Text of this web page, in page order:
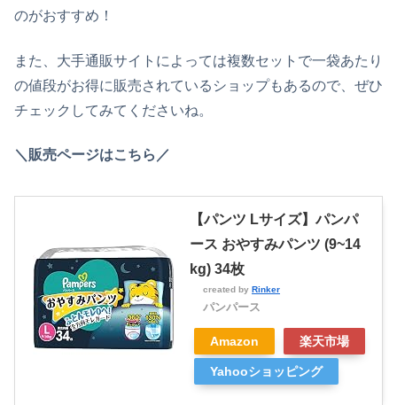
のがおすすめ！
また、大手通販サイトによっては複数セットで一袋あたり
の値段がお得に販売されているショップもあるので、ぜひ
チェックしてみてくださいね。
＼販売ページはこちら／
【パンツ Lサイズ】パンパ
ース おやすみパンツ (9~14
kg) 34枚
created by Rinker
パンパース
Amazon 楽天市場
Yahooショッピング